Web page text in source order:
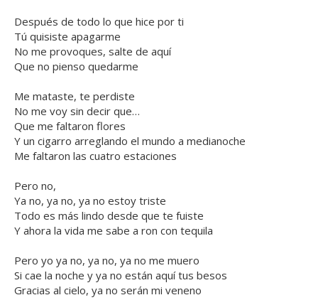
Después de todo lo que hice por ti
Tú quisiste apagarme
No me provoques, salte de aquí
Que no pienso quedarme
Me mataste, te perdiste
No me voy sin decir que…
Que me faltaron flores
Y un cigarro arreglando el mundo a medianoche
Me faltaron las cuatro estaciones
Pero no,
Ya no, ya no, ya no estoy triste
Todo es más lindo desde que te fuiste
Y ahora la vida me sabe a ron con tequila
Pero yo ya no, ya no, ya no me muero
Si cae la noche y ya no están aquí tus besos
Gracias al cielo, ya no serán mi veneno